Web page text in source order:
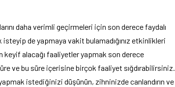
daha verimli geçirmeleri için son derece faydalı
de yapmaya vakit bulamadığınız etkinlikleri
keyif alacağı faaliyetler yapmak son derece
ve bu süre içerisine birçok faaliyet sığdırabilirsiniz.
istediğinizi düşünün, zihninizde canlandırın ve